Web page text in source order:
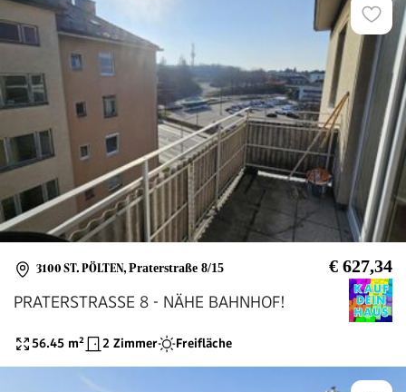
3100 ST. PÖLTEN, Praterstraße 8/15 € 627,34
PRATERSTRASSE 8 - NÄHE BAHNHOF!
56.45 m² 2 Zimmer Freifläche